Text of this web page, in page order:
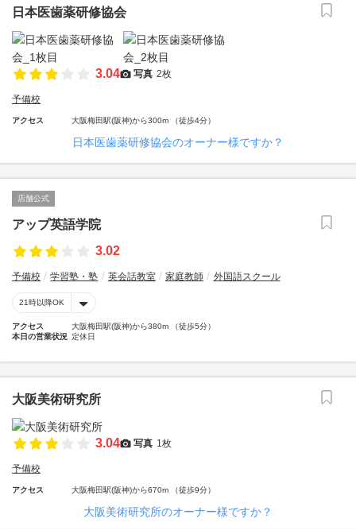
日本医歯薬研修協会
3.04 写真 2枚
予備校
アクセス 大阪梅田駅(阪神)から300m （徒歩4分）
日本医歯薬研修協会のオーナー様ですか？
店舗公式
アップ英語学院
3.02
予備校 学習塾・塾 英会話教室 家庭教師 外国語スクール
21時以降OK
アクセス
大阪梅田駅(阪神)から380m （徒歩5分）
本日の営業状況 定休日
大阪美術研究所
3.04 写真 1枚
予備校
アクセス 大阪梅田駅(阪神)から670m （徒歩9分）
大阪美術研究所のオーナー様ですか？